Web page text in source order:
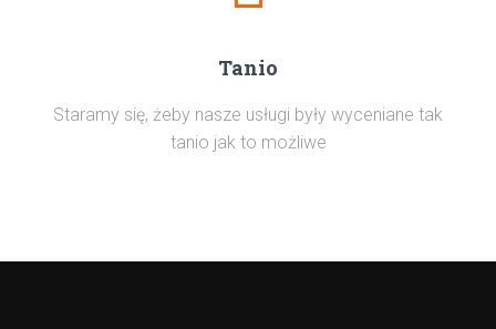
Tanio
Staramy się, żeby nasze usługi były wyceniane tak
tanio jak to możliwe